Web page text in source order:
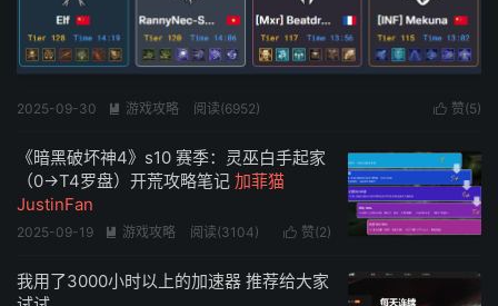
 赞(5)
2025-09-30  游戏攻略 阅读(6952)
《暗黑破坏神4》s10 赛季：灵巫白手起家
（0→T4罗盘）开荒攻略笔记 加菲猫
JustinFan
 赞(2)
2025-09-19  游戏攻略 阅读(3104)
我用了3000小时以上的加速器 推荐给大家